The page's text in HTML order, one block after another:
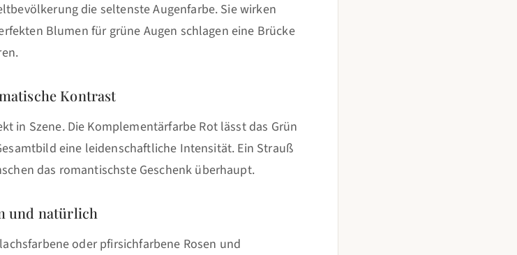
die seltenste Augenfarbe. Sie wirken
Blumen für grüne Augen schlagen eine Brücke
Kontrast
in Szene. Die Komplementärfarbe Rot lässt das Grün
eine leidenschaftliche Intensität. Ein Strauß
das romantischste Geschenk überhaupt.
und natürlich
oder pfirsichfarbene Rosen und